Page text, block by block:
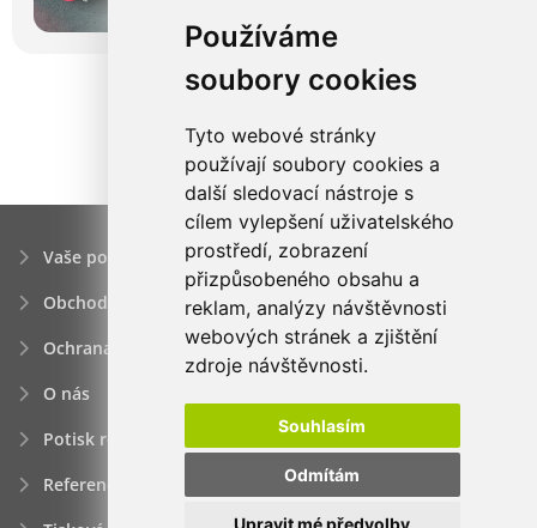
Používáme
soubory cookies
Tyto webové stránky
používají soubory cookies a
další sledovací nástroje s
cílem vylepšení uživatelského
prostředí, zobrazení
přizpůsobeného obsahu a
reklam, analýzy návštěvnosti
webových stránek a zjištění
zdroje návštěvnosti.
Souhlasím
Odmítám
Upravit mé předvolby
Vaše poptávka
Obchodní podmínky
Ochrana osobních údajú
O nás
Potisk reklamních předmětů
Reference